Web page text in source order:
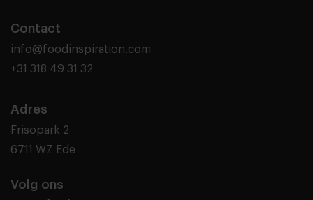
Contact
info@foodinspiration.com
+31 318 49 31 32
Adres
Frisopark 2
6711 WZ Ede
Volg ons